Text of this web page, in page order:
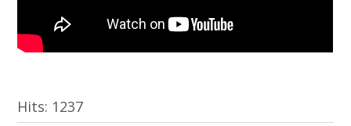
Hits: 1237